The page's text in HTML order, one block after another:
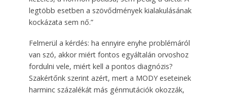
legtöbb esetben a szövődmények kialakulásának
kockázata sem nő.”
Felmerül a kérdés: ha ennyire enyhe problémáról
van szó, akkor miért fontos egyáltalán orvoshoz
fordulni vele, miért kell a pontos diagnózis?
Szakértőnk szerint azért, mert a MODY eseteinek
harminc százalékát más génmutációk okozzák,